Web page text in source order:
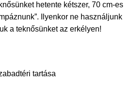
hetente kétszer, 70 cm-es
Ilyenkor ne használjunk
a teknősünket az erkélyen!
tartása